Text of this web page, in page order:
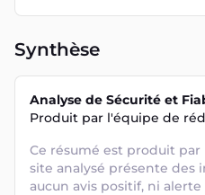
Synthèse
Analyse de Sécurité et
Produit par l'équipe de
Ce résumé est produit
site analysé présente des
aucun avis positif, ni alerte